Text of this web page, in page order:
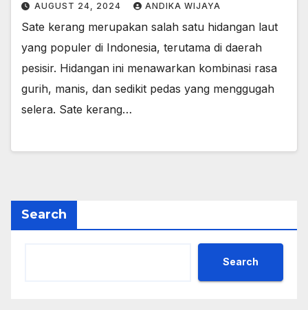
AUGUST 24, 2024 ANDIKA WIJAYA
Sate kerang merupakan salah satu hidangan laut
yang populer di Indonesia, terutama di daerah
pesisir. Hidangan ini menawarkan kombinasi rasa
gurih, manis, dan sedikit pedas yang menggugah
selera. Sate kerang…
Search
Search